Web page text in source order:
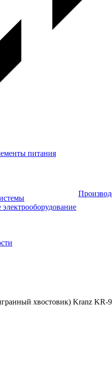
питания
хвостовик) Kranz